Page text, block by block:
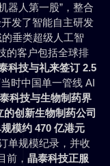
器人第一股”，整合
发了智能自主研发
垂类超级人工智
的客户包括全球排
科技与礼来签订 2.5
当时中国单一管线 AI
科技与生物制药界
创新生物制药公司
模约 470 亿港元
单规模纪录，并收
前， 晶泰科技正服